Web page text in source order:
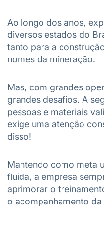
Ao longo dos anos,
diversos estados do
tanto para a
nomes da mineração.
Mas, com grandes
grandes desafios. A
pessoas e materiais
exige uma atenção
disso!
Mantendo como meta
fluida, a empresa
aprimorar o
o acompanhamento